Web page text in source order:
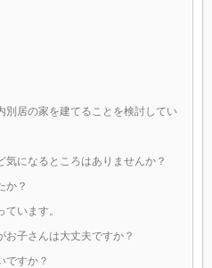
別居の家を建てることを検討してい
になるところはありませんか？
か？
います。
子さんは大丈夫ですか？
ですか？